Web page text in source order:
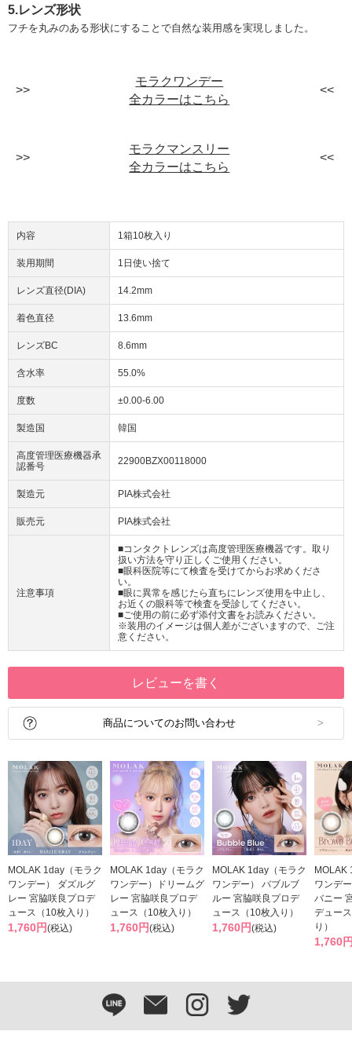
5.レンズ形状
フチを丸みのある形状にすることで自然な装用感を実現しました。
モラクワンデー
全カラーはこちら
モラクマンスリー
全カラーはこちら
内容 1箱10枚入り
装用期間 1日使い捨て
レンズ直径(DIA) 14.2mm
着色直径 13.6mm
レンズBC 8.6mm
含水率 55.0%
度数 ±0.00-6.00
製造国 韓国
高度管理医療機器承
認番号
22900BZX00118000
製造元 PIA株式会社
販売元 PIA株式会社
注意事項
■コンタクトレンズは高度管理医療機器です。取り
扱い方法を守り正しくご使用ください。
■眼科医院等にて検査を受けてからお求めくださ
い。
■眼に異常を感じたら直ちにレンズ使用を中止し、
お近くの眼科等で検査を受診してください。
■ご使用の前に必ず添付文書をお読みください。
※装用のイメージは個人差がございますので、ご注
意ください。
レビューを書く
商品についてのお問い合わせ
MOLAK 1day（モラク
ワンデー） ダズルグ
レー 宮脇咲良プロデ
ュース（10枚入り）
1,760円(税込)
MOLAK 1day（モラク
ワンデー）ドリームグ
レー 宮脇咲良プロデ
ュース（10枚入り）
1,760円(税込)
MOLAK 1day（モラク
ワンデー） バブルブ
ルー 宮脇咲良プロデ
ュース（10枚入り）
1,760円(税込)
MOLAK
ワンデ
バニー
デュー
り）
1,760